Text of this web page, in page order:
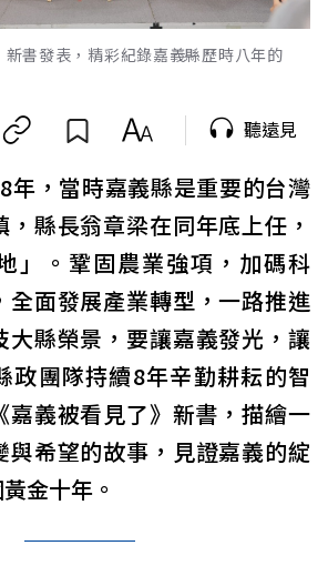
書發表，精彩紀錄嘉義縣歷時八年的
聽遠見
年，當時嘉義縣是重要的台灣
縣長翁章梁在同年底上任，
」。鞏固農業強項，加碼科
全面發展產業轉型，一路推進
大縣榮景，要讓嘉義發光，讓
政團隊持續8年辛勤耕耘的智
嘉義被看見了》新書，描繪一
與希望的故事，見證嘉義的綻
金十年。